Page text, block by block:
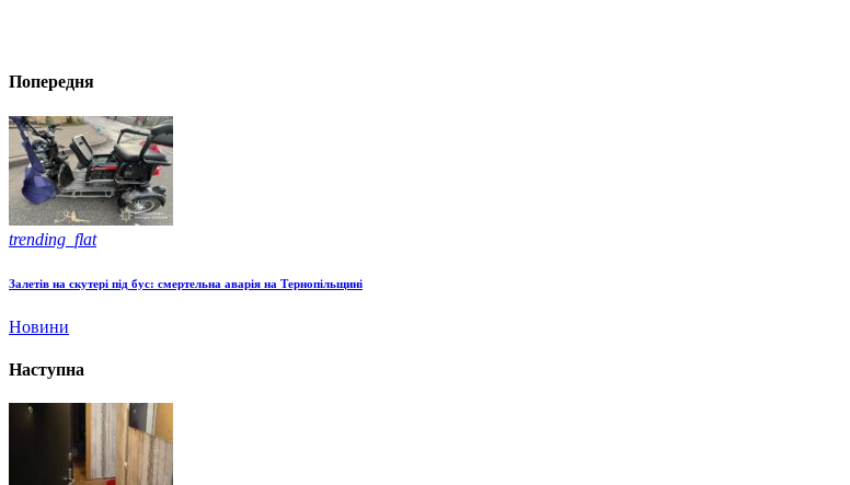
Попередня
trending_flat
Залетів на скутері під бус: смертельна аварія на Тернопільщині
Новини
Наступна